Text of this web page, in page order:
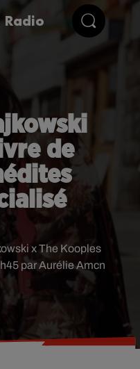
Radio
de
par Aurélie Amcn
x The Kooples